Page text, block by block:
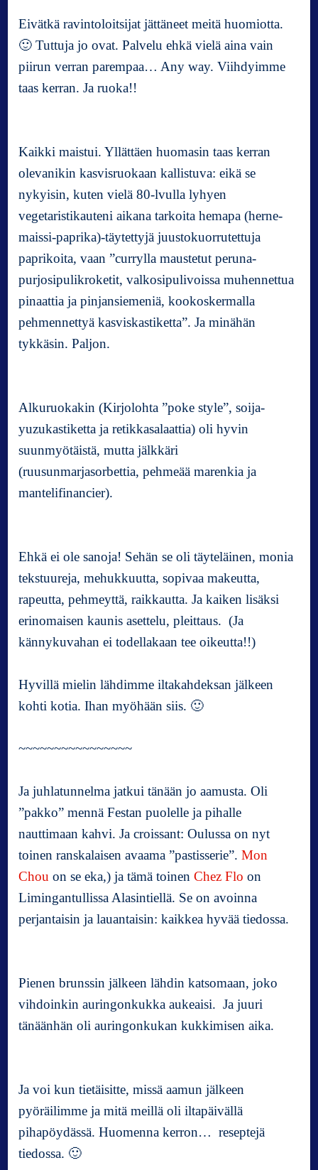
Eivätkä ravintoloitsijat jättäneet meitä huomiotta.
🙂 Tuttuja jo ovat. Palvelu ehkä vielä aina vain
piirun verran parempaa… Any way. Viihdyimme
taas kerran. Ja ruoka!!
Kaikki maistui. Yllättäen huomasin taas kerran
olevanikin kasvisruokaan kallistuva: eikä se
nykyisin, kuten vielä 80-lvulla lyhyen
vegetaristikauteni aikana tarkoita hemapa (herne-
maissi-paprika)-täytettyjä juustokuorrutettuja
paprikoita, vaan ”currylla maustetut peruna-
purjosipulikroketit, valkosipulivoissa muhennettua
pinaattia ja pinjansiemeniä, kookoskermalla
pehmennettyä kasviskastiketta”. Ja minähän
tykkäsin. Paljon.
Alkuruokakin (Kirjolohta ”poke style”, soija-
yuzukastiketta ja retikkasalaattia) oli hyvin
suunmyötäistä, mutta jälkkäri
(ruusunmarjasorbettia, pehmeää marenkia ja
mantelifinancier).
Ehkä ei ole sanoja! Sehän se oli täyteläinen, monia
tekstuureja, mehukkuutta, sopivaa makeutta,
rapeutta, pehmeyttä, raikkautta. Ja kaiken lisäksi
erinomaisen kaunis asettelu, pleittaus. (Ja
kännykuvahan ei todellakaan tee oikeutta!!)
Hyvillä mielin lähdimme iltakahdeksan jälkeen
kohti kotia. Ihan myöhään siis. 🙂
~~~~~~~~~~~~~~~~
Ja juhlatunnelma jatkui tänään jo aamusta. Oli
”pakko” mennä Festan puolelle ja pihalle
nauttimaan kahvi. Ja croissant: Oulussa on nyt
toinen ranskalaisen avaama ”pastisserie”.Mon
Chou on se eka,) ja tämä toinenChez Flo on
Limingantullissa Alasintiellä. Se on avoinna
perjantaisin ja lauantaisin: kaikkea hyvää tiedossa.
Pienen brunssin jälkeen lähdin katsomaan, joko
vihdoinkin auringonkukka aukeaisi. Ja juuri
tänäänhän oli auringonkukan kukkimisen aika.
Ja voi kun tietäisitte, missä aamun jälkeen
pyöräilimme ja mitä meillä oli iltapäivällä
pihapöydässä. Huomenna kerron… reseptejä
tiedossa. 🙂